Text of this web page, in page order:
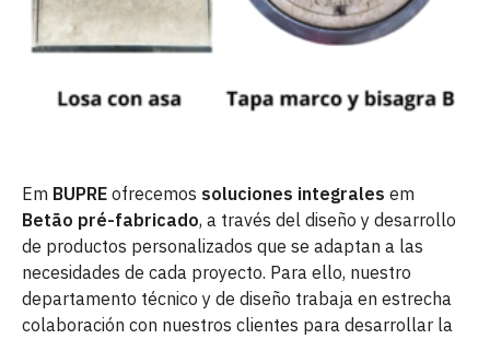
Em BUPRE ofrecemos soluciones integrales em
Betão pré-fabricado, a través del diseño y desarrollo
de productos personalizados que se adaptan a las
necesidades de cada proyecto. Para ello, nuestro
departamento técnico y de diseño trabaja en estrecha
colaboración con nuestros clientes para desarrollar la